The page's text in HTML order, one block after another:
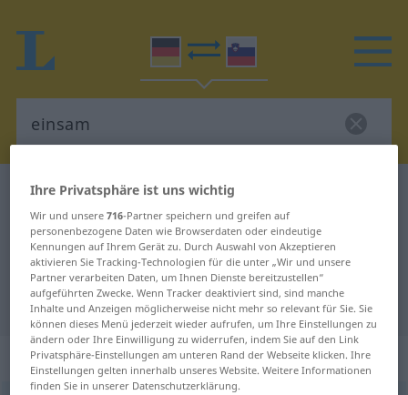
Deutsch-Slowenisch Wörterbuch
Deutsch-Slowenisch Übersetzung
für "einsam"
"einsam" Slowenisch Übersetzung
„einsam“
Ihre Privatsphäre ist uns wichtig
Wir und unsere716-Partner speichern und greifen auf
personenbezogene Daten wie Browserdaten oder eindeutige
Kennungen auf Ihrem Gerät zu. Durch Auswahl von Akzeptieren
aktivieren Sie Tracking-Technologien für die unter „Wir und unsere
Partner verarbeiten Daten, um Ihnen Dienste bereitzustellen“
aufgeführten Zwecke. Wenn Tracker deaktiviert sind, sind manche
Inhalte und Anzeigen möglicherweise nicht mehr so relevant für Sie. Sie
können dieses Menü jederzeit wieder aufrufen, um Ihre Einstellungen zu
ändern oder Ihre Einwilligung zu widerrufen, indem Sie auf den Link
Privatsphäre-Einstellungen am unteren Rand der Webseite klicken. Ihre
Einstellungen gelten innerhalb unseres Website. Weitere Informationen
finden Sie in unserer Datenschutzerklärung.